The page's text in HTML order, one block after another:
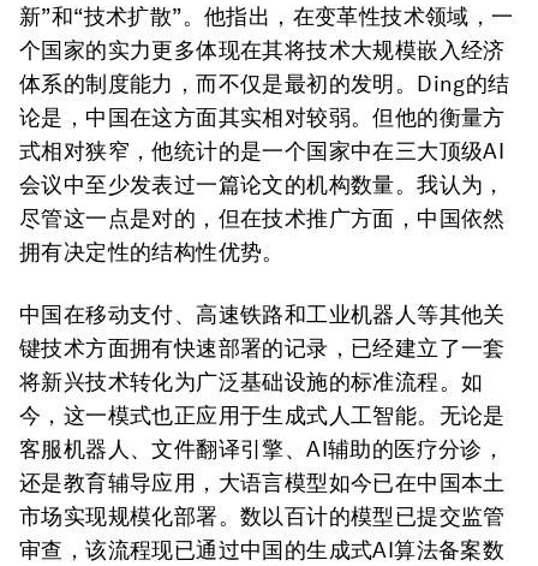
新”和“技术扩散”。他指出，在变革性技术领域，一
个国家的实力更多体现在其将技术大规模嵌入经济
体系的制度能力，而不仅是最初的发明。Ding的结
论是，中国在这方面其实相对较弱。但他的衡量方
式相对狭窄，他统计的是一个国家中在三大顶级AI
会议中至少发表过一篇论文的机构数量。我认为，
尽管这一点是对的，但在技术推广方面，中国依然
拥有决定性的结构性优势。
中国在移动支付、高速铁路和工业机器人等其他关
键技术方面拥有快速部署的记录，已经建立了一套
将新兴技术转化为广泛基础设施的标准流程。如
今，这一模式也正应用于生成式人工智能。无论是
客服机器人、文件翻译引擎、AI辅助的医疗分诊，
还是教育辅导应用，大语言模型如今已在中国本土
市场实现规模化部署。数以百计的模型已提交监管
审查，该流程现已通过中国的生成式AI算法备案数